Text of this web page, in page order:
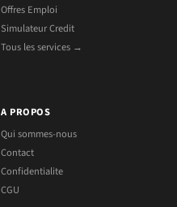
Offres Emploi
Simulateur Credit
Tous les services →
A PROPOS
Qui sommes-nous
Contact
Confidentialite
CGU